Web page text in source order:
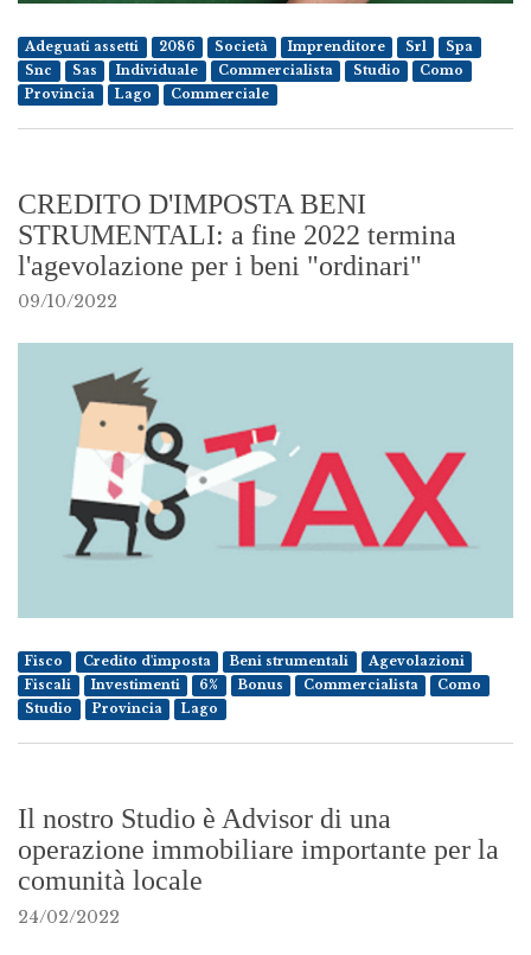
Adeguati assetti 2086 Società Imprenditore Srl
Spa
Snc
Sas Individuale Commercialista Studio
Como
Provincia
Lago Commerciale
CREDITO D'IMPOSTA BENI
STRUMENTALI: a fine 2022 termina
l'agevolazione per i beni "ordinari"
09/10/2022
Fisco Credito d'imposta Beni strumentali
Agevolazioni
Fiscali
Investimenti 6% Bonus Commercialista
Como
Studio
Provincia Lago
Il nostro Studio è Advisor di una
operazione immobiliare importante per la
comunità locale
24/02/2022